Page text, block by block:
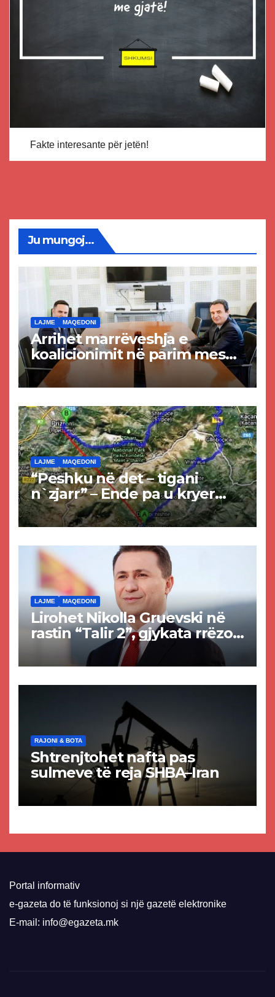
Fakte interesante për jetën!
Ju mungoj...
LAJME MAQEDONI
Arrihet marrëveshja e
koalicionimit në parim mes
Kurtit dhe Abdixhikut
LAJME MAQEDONI
“Peshku në det – tigani
n`zjarr” – Ende pa u kryer
projekti i tunelit, komuna e
Tetovës nis punimet për
LAJME MAQEDONI
Lirohet Nikolla Gruevski në
rastin “Talir 2”, gjykata rrëzon
akuzat për ndërtimin e
paligjshëm të selisë së
RAJONI & BOTA
Shtrenjtohet nafta pas
sulmeve të reja SHBA–Iran
Portal informativ
e-gazeta do të funksionoj si një gazetë elektronike
E-mail: info@egazeta.mk